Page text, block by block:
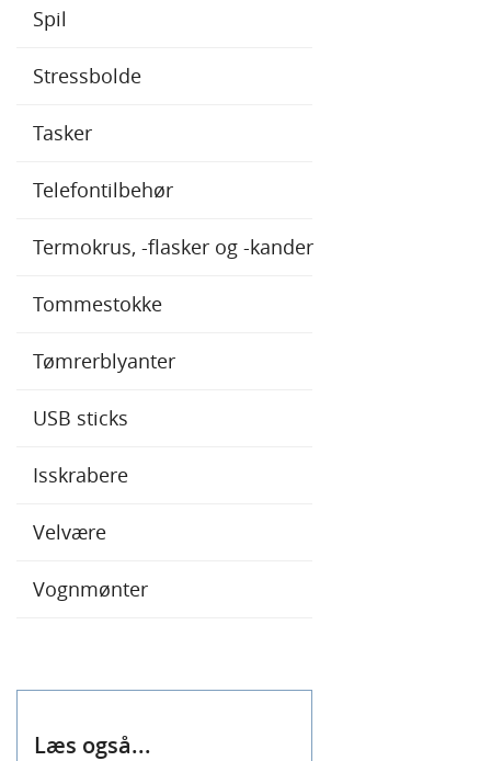
Spil
Stressbolde
Tasker
Telefontilbehør
Termokrus, -flasker og -kander
Tommestokke
Tømrerblyanter
USB sticks
Isskrabere
Velvære
Vognmønter
Læs også...